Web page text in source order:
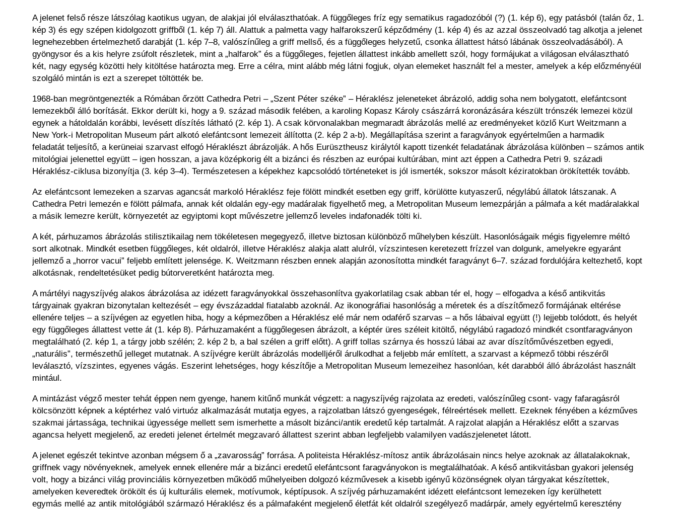
A jelenet felső része látszólag kaotikus ugyan, de alakjai jól elválaszthatóak. A függőleges fríz egy sematikus ragadozóból (?) (1. kép 6), egy patásból (talán őz, 1.
kép 3) és egy szépen kidolgozott griffből (1. kép 7) áll. Alattuk a palmetta vagy halfarokszerű képződmény (1. kép 4) és az azzal összeolvadó tag alkotja a jelenet
legnehezebben értelmezhető darabját (1. kép 7–8, valószínűleg a griff mellső, és a függőleges helyzetű, csonka állattest hátsó lábának összeolvadásából). A
gyöngysor és a kis helyre zsúfolt részletek, mint a „halfarok” és a függőleges, fejetlen állattest inkább amellett szól, hogy formájukat a világosan elválasztható
két, nagy egység közötti hely kitöltése határozta meg. Erre a célra, mint alább még látni fogjuk, olyan elemeket használt fel a mester, amelyek a kép előzményéül
szolgáló mintán is ezt a szerepet töltötték be.
1968-ban megröntgenezték a Rómában őrzött Cathedra Petri – „Szent Péter széke” – Héraklész jeleneteket ábrázoló, addig soha nem bolygatott, elefántcsont
lemezekből álló borítását. Ekkor derült ki, hogy a 9. század második felében, a karoling Kopasz Károly császárrá koronázására készült trónszék lemezei közül
egynek a hátoldalán korábbi, levésett díszítés látható (2. kép 1). A csak körvonalakban megmaradt ábrázolás mellé az eredményeket közlő Kurt Weitzmann a
New York-i Metropolitan Museum párt alkotó elefántcsont lemezeit állította (2. kép 2 a-b). Megállapítása szerint a faragványok egyértelműen a harmadik
feladatát teljesítő, a kerüneiai szarvast elfogó Héraklészt ábrázolják. A hős Eurüsztheusz királytól kapott tizenkét feladatának ábrázolása különben – számos antik
mitológiai jelenettel együtt – igen hosszan, a java középkorig élt a bizánci és részben az európai kultúrában, mint azt éppen a Cathedra Petri 9. századi
Héraklész-ciklusa bizonyítja (3. kép 3–4). Természetesen a képekhez kapcsolódó történeteket is jól ismerték, sokszor másolt kéziratokban örökítették tovább.
Az elefántcsont lemezeken a szarvas agancsát markoló Héraklész feje fölött mindkét esetben egy griff, körülötte kutyaszerű, négylábú állatok látszanak. A
Cathedra Petri lemezén e fölött pálmafa, annak két oldalán egy-egy madáralak figyelhető meg, a Metropolitan Museum lemezpárján a pálmafa a két madáralakkal
a másik lemezre került, környezetét az egyiptomi kopt művészetre jellemző leveles indafonadék tölti ki.
A két, párhuzamos ábrázolás stilisztikailag nem tökéletesen megegyező, illetve biztosan különböző műhelyben készült. Hasonlóságaik mégis figyelemre méltó
sort alkotnak. Mindkét esetben függőleges, két oldalról, illetve Héraklész alakja alatt alulról, vízszintesen keretezett frízzel van dolgunk, amelyekre egyaránt
jellemző a „horror vacui” feljebb említett jelensége. K. Weitzmann részben ennek alapján azonosította mindkét faragványt 6–7. század fordulójára keltezhető, kopt
alkotásnak, rendeltetésüket pedig bútorveretként határozta meg.
A mártélyi nagyszíjvég alakos ábrázolása az idézett faragványokkal összehasonlítva gyakorlatilag csak abban tér el, hogy – elfogadva a késő antikvitás
tárgyainak gyakran bizonytalan keltezését – egy évszázaddal fiatalabb azoknál. Az ikonográfiai hasonlóság a méretek és a díszítőmező formájának eltérése
ellenére teljes – a szíjvégen az egyetlen hiba, hogy a képmezőben a Héraklész elé már nem odaférő szarvas – a hős lábaival együtt (!) lejjebb tolódott, és helyét
egy függőleges állattest vette át (1. kép 8). Párhuzamaként a függőlegesen ábrázolt, a képtér üres széleit kitöltő, négylábú ragadozó mindkét csontfaragványon
megtalálható (2. kép 1, a tárgy jobb szélén; 2. kép 2 b, a bal szélen a griff előtt). A griff tollas szárnya és hosszú lábai az avar díszítőművészetben egyedi,
„naturális”, természethű jelleget mutatnak. A szíjvégre került ábrázolás modelljéről árulkodhat a feljebb már említett, a szarvast a képmező többi részéről
leválasztó, vízszintes, egyenes vágás. Eszerint lehetséges, hogy készítője a Metropolitan Museum lemezeihez hasonlóan, két darabból álló ábrázolást használt
mintául.
A mintázást végző mester tehát éppen nem gyenge, hanem kitűnő munkát végzett: a nagyszíjvég rajzolata az eredeti, valószínűleg csont- vagy fafaragásról
kölcsönzött képnek a képtérhez való virtuóz alkalmazását mutatja egyes, a rajzolatban látszó gyengeségek, félreértések mellett. Ezeknek fényében a kézműves
szakmai jártassága, technikai ügyessége mellett sem ismerhette a másolt bizánci/antik eredetű kép tartalmát. A rajzolat alapján a Héraklész előtt a szarvas
agancsa helyett megjelenő, az eredeti jelenet értelmét megzavaró állattest szerint abban legfeljebb valamilyen vadászjelenetet látott.
A jelenet egészét tekintve azonban mégsem ő a „zavarosság” forrása. A politeista Héraklész-mítosz antik ábrázolásain nincs helye azoknak az állatalakoknak,
griffnek vagy növényeknek, amelyek ennek ellenére már a bizánci eredetű elefántcsont faragványokon is megtalálhatóak. A késő antikvitásban gyakori jelenség
volt, hogy a bizánci világ provinciális környezetben működő műhelyeiben dolgozó kézművesek a kisebb igényű közönségnek olyan tárgyakat készítettek,
amelyeken keveredtek örökölt és új kulturális elemek, motívumok, képtípusok. A szíjvég párhuzamaként idézett elefántcsont lemezeken így kerülhetett
egymás mellé az antik mitológiából származó Héraklész és a pálmafaként megjelenő életfát két oldalról szegélyező madárpár, amely egyértelmű keresztény